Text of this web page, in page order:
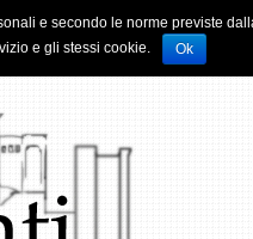
e secondo le norme previste
e gli stessi cookie.
Ok